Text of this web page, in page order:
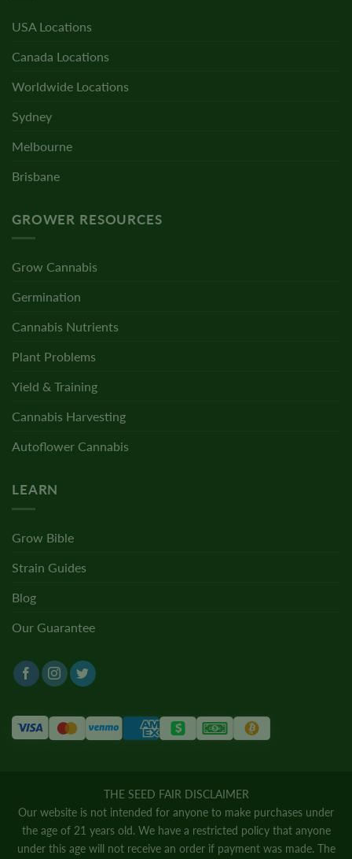
USA Locations
Canada Locations
Worldwide Locations
Sydney
Melbourne
Brisbane
GROWER RESOURCES
Grow Cannabis
Germination
Cannabis Nutrients
Plant Problems
Yield & Training
Cannabis Harvesting
Autoflower Cannabis
LEARN
Grow Bible
Strain Guides
Blog
Our Guarantee
THE SEED FAIR DISCLAIMER
Our website is not intended for anyone to make purchases under
the age of 21 years old. We have a restricted policy that anyone
under this age will not receive an order if payment was made. The